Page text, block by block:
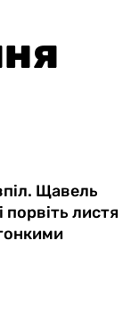
Щавель
порвіть листя